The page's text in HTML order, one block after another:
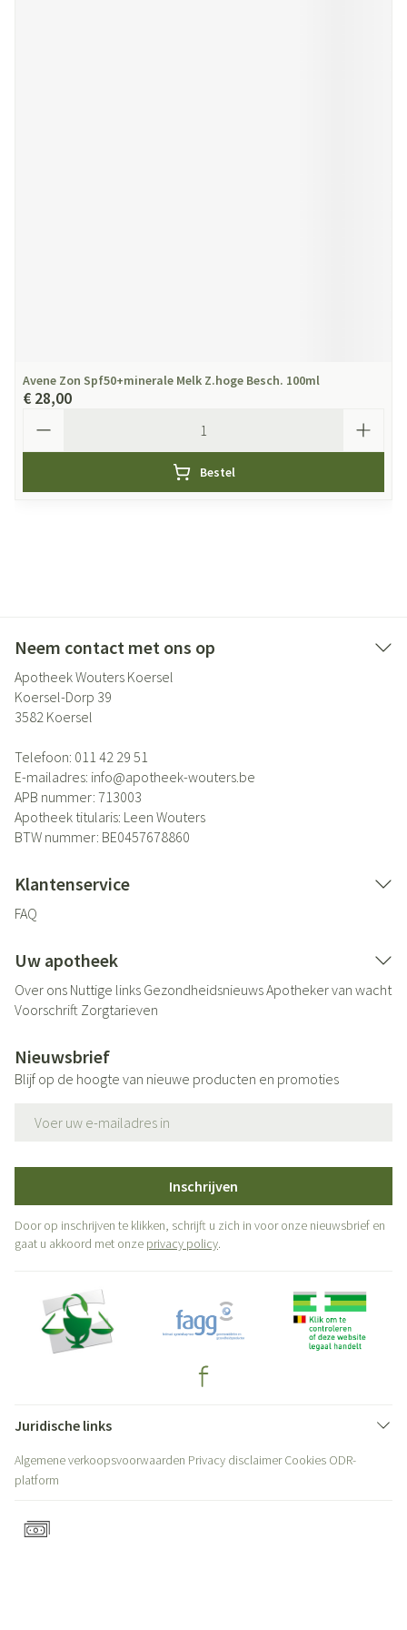
Avene Zon Spf50+minerale Melk Z.hoge Besch. 100ml
€ 28,00
Bestel
Neem contact met ons op
Apotheek Wouters Koersel
Koersel-Dorp 39
3582 Koersel
Telefoon: 011 42 29 51
E-mailadres: info@apotheek-wouters.be
APB nummer: 713003
Apotheek titularis: Leen Wouters
BTW nummer: BE0457678860
Klantenservice
FAQ
Uw apotheek
Over ons Nuttige links GezondheidsnieuwsApotheker van wacht
Voorschrift Zorgtarieven
Nieuwsbrief
Blijf op de hoogte van nieuwe producten en promoties
Inschrijven
Door op inschrijven te klikken, schrijft u zich in voor onze nieuwsbrief en
gaat u akkoord met onze privacy policy.
Juridische links
Algemene verkoopsvoorwaarden Privacy disclaimer Cookies ODR-
platform